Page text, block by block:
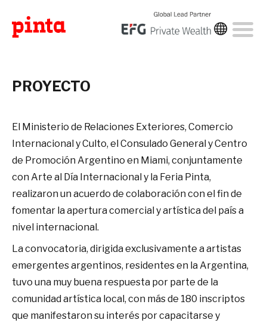
PROYECTO
El Ministerio de Relaciones Exteriores, Comercio
Internacional y Culto, el Consulado General y Centro
de Promoción Argentino en Miami, conjuntamente
con Arte al Día Internacional y la Feria Pinta,
realizaron un acuerdo de colaboración con el fin de
fomentar la apertura comercial y artística del país a
nivel internacional.
La convocatoria, dirigida exclusivamente a artistas
emergentes argentinos, residentes en la Argentina,
tuvo una muy buena respuesta por parte de la
comunidad artística local, con más de 180 inscriptos
que manifestaron su interés por capacitarse y